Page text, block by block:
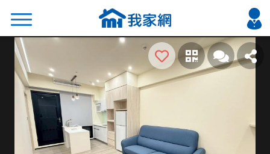
搜尋
熱門關鍵字
2026 台北降價好屋限量釋出
2026 新北降價好屋限量釋出